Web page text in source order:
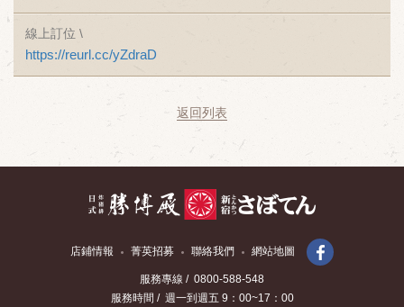
線上訂位 \
https://reurl.cc/yZdraD
返回列表
店鋪情報 菁英招募 聯絡我們 網站地圖
服務專線 / 0800-588-548
服務時間 / 週一到週五 9：00~17：00